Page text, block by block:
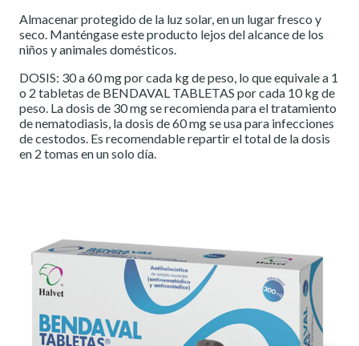
Almacenar protegido de la luz solar, en un lugar fresco y
seco. Manténgase este producto lejos del alcance de los
niños y animales domésticos.
DOSIS: 30 a 60 mg por cada kg de peso, lo que equivale a 1
o 2 tabletas de BENDAVAL TABLETAS por cada 10 kg de
peso. La dosis de 30 mg se recomienda para el tratamiento
de nematodiasis, la dosis de 60 mg se usa para infecciones
de cestodos. Es recomendable repartir el total de la dosis
en 2 tomas en un solo día.